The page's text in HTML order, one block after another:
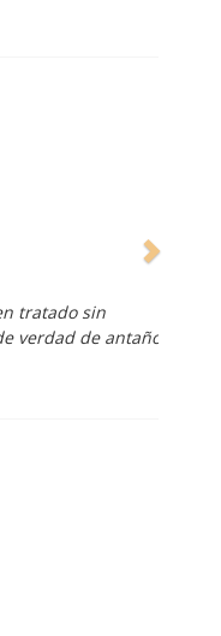
tratado sin
verdad de antaño